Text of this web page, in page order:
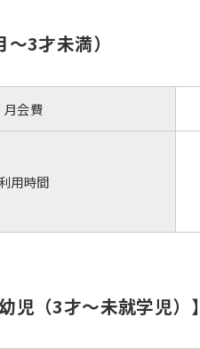
3才未満）
月会費
用時間
（3才〜未就学児）】